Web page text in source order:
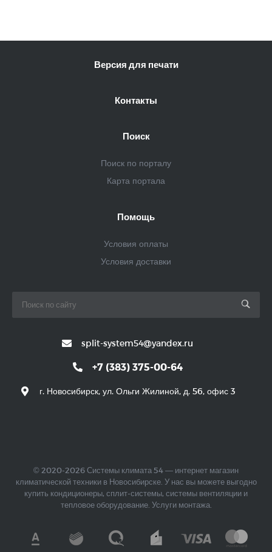
Версия для печати
Контакты
Поиск
Поиск по порталу
Карта портала
Помощь
Условия оплаты
Условия доставки
split-system54@yandex.ru
+7 (383) 375-00-64
г. Новосибирск, ул. Ольги Жилиной, д. 56, офис 3
© 2020-2026 Системы климата 54 — интернет магазин
климатической техники в Новосибирске. У нас вы можете выгодно
купить кондиционеры, сплит-системы, системы вентиляции и
тепловое оборудование. Услуги монтажа.